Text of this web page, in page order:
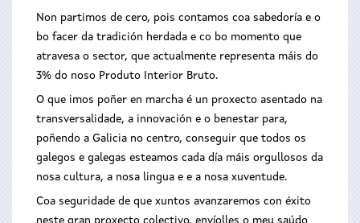
Non partimos de cero, pois contamos coa sabedoría e o
bo facer da tradición herdada e co bo momento que
atravesa o sector, que actualmente representa máis do
3% do noso Produto Interior Bruto.
O que imos poñer en marcha é un proxecto asentado na
transversalidade, a innovación e o benestar para,
poñendo a Galicia no centro, conseguir que todos os
galegos e galegas esteamos cada día máis orgullosos da
nosa cultura, a nosa lingua e e a nosa xuventude.
Coa seguridade de que xuntos avanzaremos con éxito
neste gran proxecto colectivo, envíolles o meu saúdo